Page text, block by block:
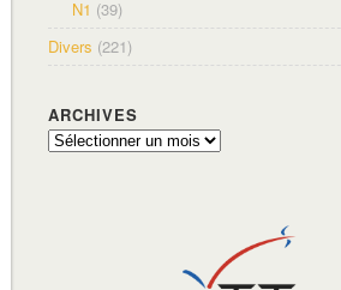
N1 (39)
Divers (221)
ARCHIVES
Archives